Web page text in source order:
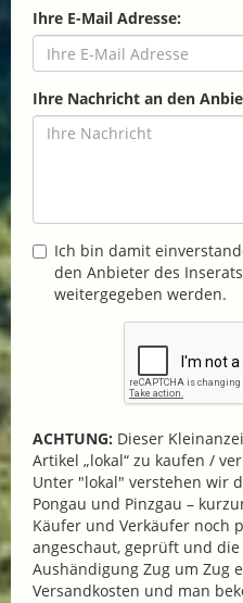
Ihre E-Mail Adresse:
Ihre Nachricht an den
Ich bin damit
den Anbieter des
weitergegeben werden.
ACHTUNG: Dieser
Artikel „lokal“ zu kaufen /
Unter "lokal" verstehen wir
Pongau und Pinzgau –
Käufer und Verkäufer noch
angeschaut, geprüft und
Aushändigung Zug um Zug
Versandkosten und man